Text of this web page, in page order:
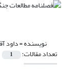
نویسنده =داود
تعداد مقالات: 1